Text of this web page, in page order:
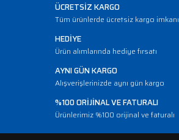
ÜCRETSİZ KARGO
Tüm ürünlerde ücretsiz kargo imkanı
HEDİYE
Ürün alımlarında hediye fırsatı
AYNI GÜN KARGO
Alışverişlerinizde aynı gün kargo
%100 ORİJİNAL VE FATURALI
Ürünlerimiz %100 orijinal ve faturalı